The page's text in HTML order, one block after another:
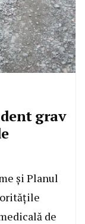
grav
și Planul
de